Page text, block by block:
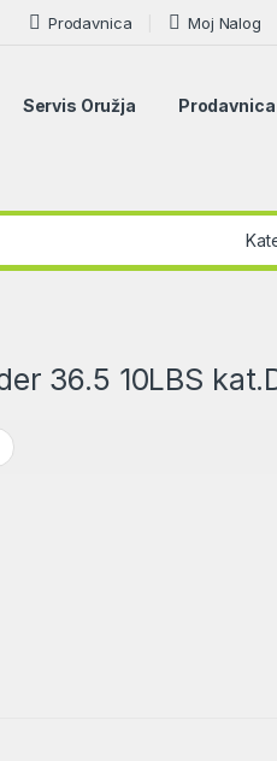
Prodavnica Moj Nalog
Servis Oružja Prodavnica
36.5 10LBS